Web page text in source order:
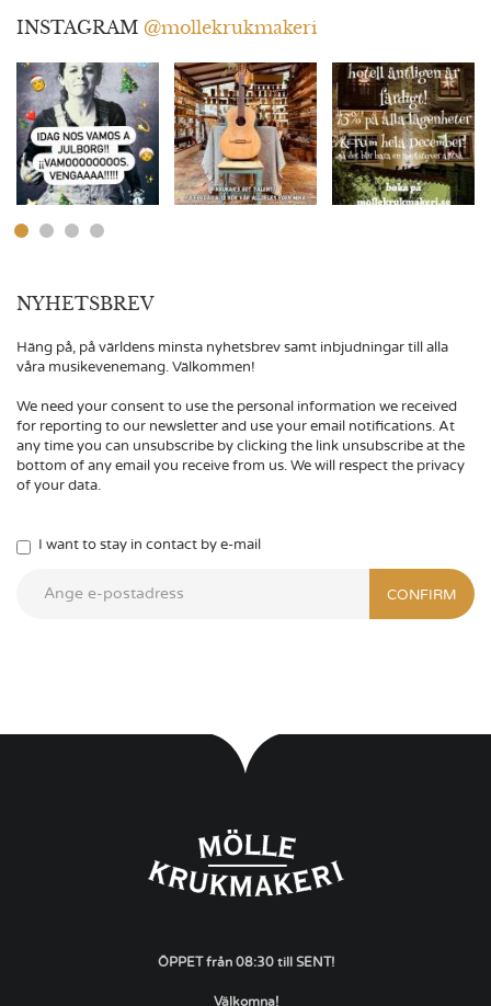
INSTAGRAM @mollekrukmakeri
NYHETSBREV
Häng på, på världens minsta nyhetsbrev samt inbjudningar till alla
våra musikevenemang. Välkommen!
We need your consent to use the personal information we received
for reporting to our newsletter and use your email notifications. At
any time you can unsubscribe by clicking the link unsubscribe at the
bottom of any email you receive from us. We will respect the privacy
of your data.
I want to stay in contact by e-mail
CONFIRM
ÖPPET från 08:30 till SENT!
Välkomna!